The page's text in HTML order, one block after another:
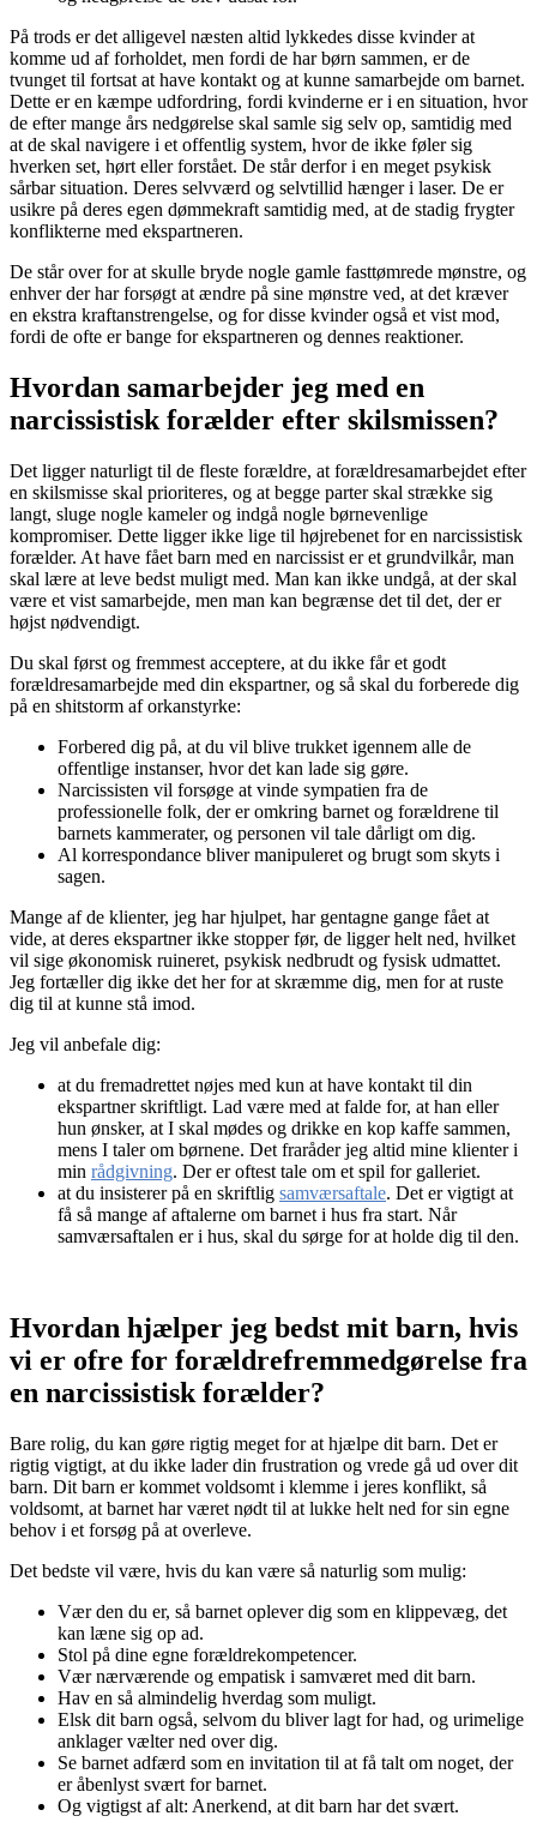
På trods er det alligevel næsten altid lykkedes disse kvinder at
komme ud af forholdet, men fordi de har børn sammen, er de
tvunget til fortsat at have kontakt og at kunne samarbejde om barnet.
Dette er en kæmpe udfordring, fordi kvinderne er i en situation, hvor
de efter mange års nedgørelse skal samle sig selv op, samtidig med
at de skal navigere i et offentlig system, hvor de ikke føler sig
hverken set, hørt eller forstået. De står derfor i en meget psykisk
sårbar situation. Deres selvværd og selvtillid hænger i laser. De er
usikre på deres egen dømmekraft samtidig med, at de stadig frygter
konflikterne med ekspartneren.
De står over for at skulle bryde nogle gamle fasttømrede mønstre, og
enhver der har forsøgt at ændre på sine mønstre ved, at det kræver
en ekstra kraftanstrengelse, og for disse kvinder også et vist mod,
fordi de ofte er bange for ekspartneren og dennes reaktioner.
Hvordan samarbejder jeg med en
narcissistisk forælder efter skilsmissen?
Det ligger naturligt til de fleste forældre, at forældresamarbejdet efter
en skilsmisse skal prioriteres, og at begge parter skal strække sig
langt, sluge nogle kameler og indgå nogle børnevenlige
kompromiser. Dette ligger ikke lige til højrebenet for en narcissistisk
forælder. At have fået barn med en narcissist er et grundvilkår, man
skal lære at leve bedst muligt med. Man kan ikke undgå, at der skal
være et vist samarbejde, men man kan begrænse det til det, der er
højst nødvendigt.
Du skal først og fremmest acceptere, at du ikke får et godt
forældresamarbejde med din ekspartner, og så skal du forberede dig
på en shitstorm af orkanstyrke:
Forbered dig på, at du vil blive trukket igennem alle de
offentlige instanser, hvor det kan lade sig gøre.
Narcissisten vil forsøge at vinde sympatien fra de
professionelle folk, der er omkring barnet og forældrene til
barnets kammerater, og personen vil tale dårligt om dig.
Al korrespondance bliver manipuleret og brugt som skyts i
sagen.
Mange af de klienter, jeg har hjulpet, har gentagne gange fået at
vide, at deres ekspartner ikke stopper før, de ligger helt ned, hvilket
vil sige økonomisk ruineret, psykisk nedbrudt og fysisk udmattet.
Jeg fortæller dig ikke det her for at skræmme dig, men for at ruste
dig til at kunne stå imod.
Jeg vil anbefale dig:
at du fremadrettet nøjes med kun at have kontakt til din
ekspartner skriftligt. Lad være med at falde for, at han eller
hun ønsker, at I skal mødes og drikke en kop kaffe sammen,
mens I taler om børnene. Det fraråder jeg altid mine klienter i
min rådgivning. Der er oftest tale om et spil for galleriet.
at du insisterer på en skriftlig samværsaftale. Det er vigtigt at
få så mange af aftalerne om barnet i hus fra start. Når
samværsaftalen er i hus, skal du sørge for at holde dig til den.
Hvordan hjælper jeg bedst mit barn, hvis
vi er ofre for forældrefremmedgørelse fra
en narcissistisk forælder?
Bare rolig, du kan gøre rigtig meget for at hjælpe dit barn. Det er
rigtig vigtigt, at du ikke lader din frustration og vrede gå ud over dit
barn. Dit barn er kommet voldsomt i klemme i jeres konflikt, så
voldsomt, at barnet har været nødt til at lukke helt ned for sin egne
behov i et forsøg på at overleve.
Det bedste vil være, hvis du kan være så naturlig som mulig:
Vær den du er, så barnet oplever dig som en klippevæg, det
kan læne sig op ad.
Stol på dine egne forældrekompetencer.
Vær nærværende og empatisk i samværet med dit barn.
Hav en så almindelig hverdag som muligt.
Elsk dit barn også, selvom du bliver lagt for had, og urimelige
anklager vælter ned over dig.
Se barnet adfærd som en invitation til at få talt om noget, der
er åbenlyst svært for barnet.
Og vigtigst af alt: Anerkend, at dit barn har det svært.